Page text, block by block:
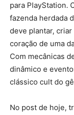
para PlayStation.
fazenda herdada
deve plantar,
coração de uma
Com mecânicas
dinâmico e
clássico cult do
No post de hoje,